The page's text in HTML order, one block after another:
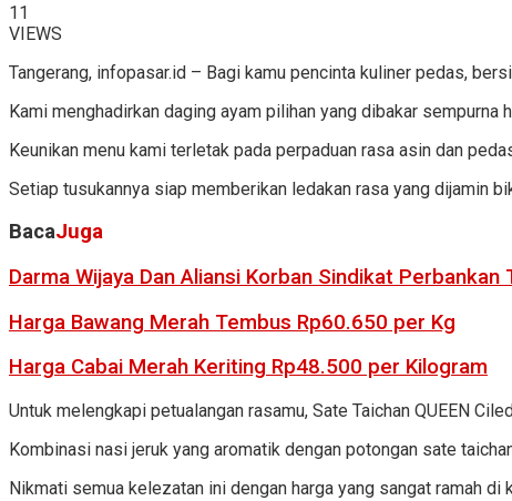
11
VIEWS
Tangerang, infopasar.id – Bagi kamu pencinta kuliner pedas,
Kami menghadirkan daging ayam pilihan yang dibakar
Keunikan menu kami terletak pada perpaduan rasa asin dan
Setiap tusukannya siap memberikan ledakan rasa yang dijamin
BacaJuga
Darma Wijaya Dan Aliansi Korban Sindikat Perbankan
Harga Bawang Merah Tembus Rp60.650 per Kg
Harga Cabai Merah Keriting Rp48.500 per Kilogram
Untuk melengkapi petualangan rasamu, Sate Taichan QUEEN
Kombinasi nasi jeruk yang aromatik dengan potongan sate
Nikmati semua kelezatan ini dengan harga yang sangat ramah